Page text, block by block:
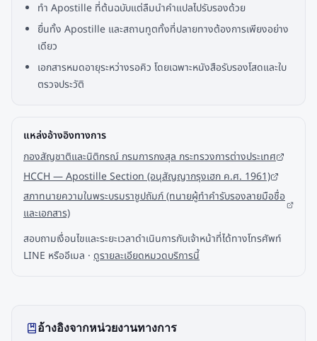
ทำ Apostille ที่ต้นฉบับแต่ลืมนำคำแปลไปรับรองด้วย
ยื่นทั้ง Apostille และสถานทูตทั้งที่ปลายทางต้องการเพียงอย่าง
เดียว
เอกสารหมดอายุระหว่างรอคิว โดยเฉพาะหนังสือรับรองโสดและใบ
ตรวจประวัติ
แหล่งอ้างอิงทางการ
กองสัญชาติและนิติกรณ์ กรมการกงสุล กระทรวงการต่างประเทศ
HCCH — Apostille Section (อนุสัญญากรุงเฮก ค.ศ. 1961)
สภาทนายความในพระบรมราชูปถัมภ์ (ทนายผู้ทำคำรับรองลายมือชื่อ
และเอกสาร)
สอบถามเงื่อนไขและระยะเวลาดำเนินการกับเจ้าหน้าที่ได้ทางโทรศัพท์
LINE หรืออีเมล · ดูรายละเอียดหมวดบริการนี้
อ้างอิงจากหน่วยงานทางการ